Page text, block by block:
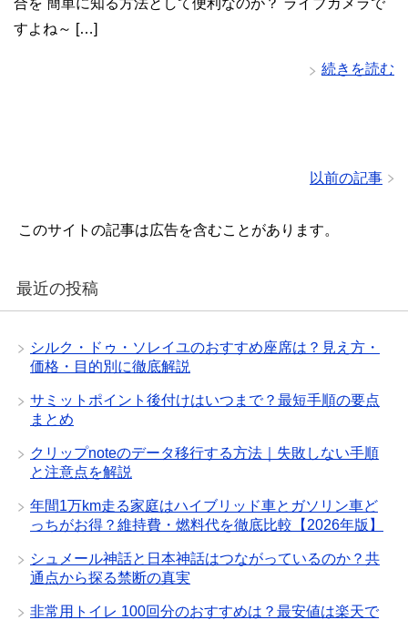
合を 簡単に知る方法として便利なのが？ ライブカメラで
すよね～ […]
続きを読む
以前の記事
このサイトの記事は広告を含むことがあります。
最近の投稿
シルク・ドゥ・ソレイユのおすすめ座席は？見え方・
価格・目的別に徹底解説
サミットポイント後付けはいつまで？最短手順の要点
まとめ
クリップnoteのデータ移行する方法｜失敗しない手順
と注意点を解説
年間1万km走る家庭はハイブリッド車とガソリン車ど
っちがお得？維持費・燃料代を徹底比較【2026年版】
シュメール神話と日本神話はつながっているのか？共
通点から探る禁断の真実
非常用トイレ 100回分のおすすめは？最安値は楽天で